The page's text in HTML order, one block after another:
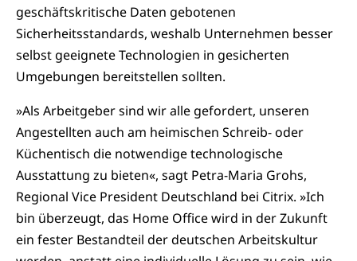
geschäftskritische Daten gebotenen
Sicherheitsstandards, weshalb Unternehmen besser
selbst geeignete Technologien in gesicherten
Umgebungen bereitstellen sollten.
»Als Arbeitgeber sind wir alle gefordert, unseren
Angestellten auch am heimischen Schreib- oder
Küchentisch die notwendige technologische
Ausstattung zu bieten«, sagt Petra-Maria Grohs,
Regional Vice President Deutschland bei Citrix. »Ich
bin überzeugt, das Home Office wird in der Zukunft
ein fester Bestandteil der deutschen Arbeitskultur